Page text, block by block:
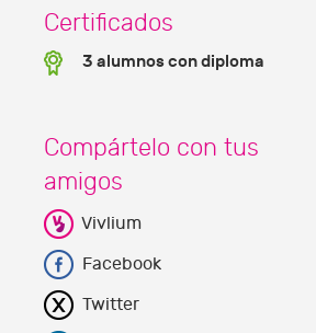
Certificados
3 alumnos con diploma
Compártelo con tus
amigos
Vivlium
Facebook
Twitter